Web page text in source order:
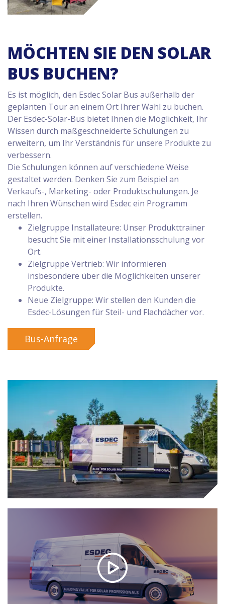
MÖCHTEN SIE DEN SOLAR
BUS BUCHEN?
Es ist möglich, den Esdec Solar Bus außerhalb der
geplanten Tour an einem Ort Ihrer Wahl zu buchen.
Der Esdec-Solar-Bus bietet Ihnen die Möglichkeit, Ihr
Wissen durch maßgeschneiderte Schulungen zu
erweitern, um Ihr Verständnis für unsere Produkte zu
verbessern.
Die Schulungen können auf verschiedene Weise
gestaltet werden. Denken Sie zum Beispiel an
Verkaufs-, Marketing- oder Produktschulungen. Je
nach Ihren Wünschen wird Esdec ein Programm
erstellen.
Zielgruppe Installateure: Unser Produkttrainer
besucht Sie mit einer Installationsschulung vor
Ort.
Zielgruppe Vertrieb: Wir informieren
insbesondere über die Möglichkeiten unserer
Produkte.
Neue Zielgruppe: Wir stellen den Kunden die
Esdec-Lösungen für Steil- und Flachdächer vor.
Bus-Anfrage